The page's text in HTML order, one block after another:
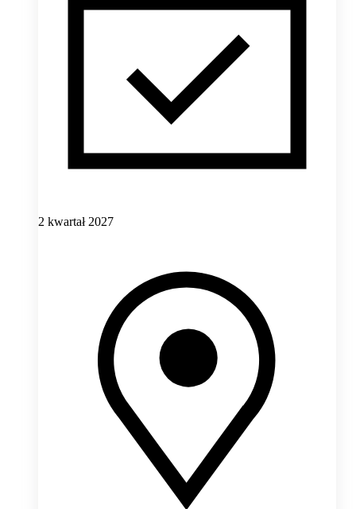
2 kwartał 2027